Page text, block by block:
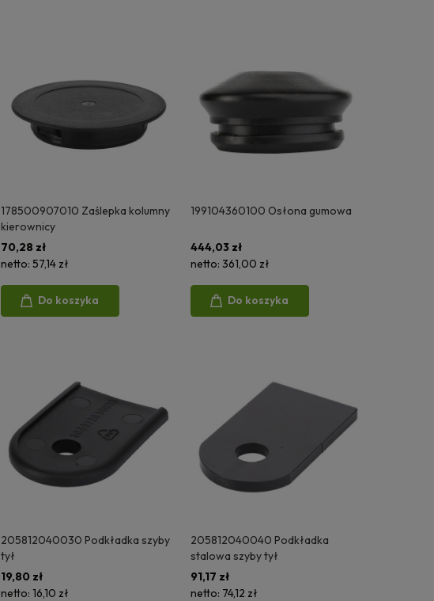
178500907010 Zaślepka kolumny
kierownicy
70,28 zł
netto: 57,14 zł
Do koszyka
199104360100 Osłona gumowa
444,03 zł
netto: 361,00 zł
Do koszyka
205812040030 Podkładka szyby
tył
19,80 zł
netto: 16,10 zł
205812040040 Podkładka
stalowa szyby tył
91,17 zł
netto: 74,12 zł